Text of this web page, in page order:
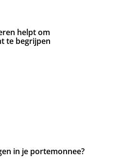
helpt om
te begrijpen
in je portemonnee?